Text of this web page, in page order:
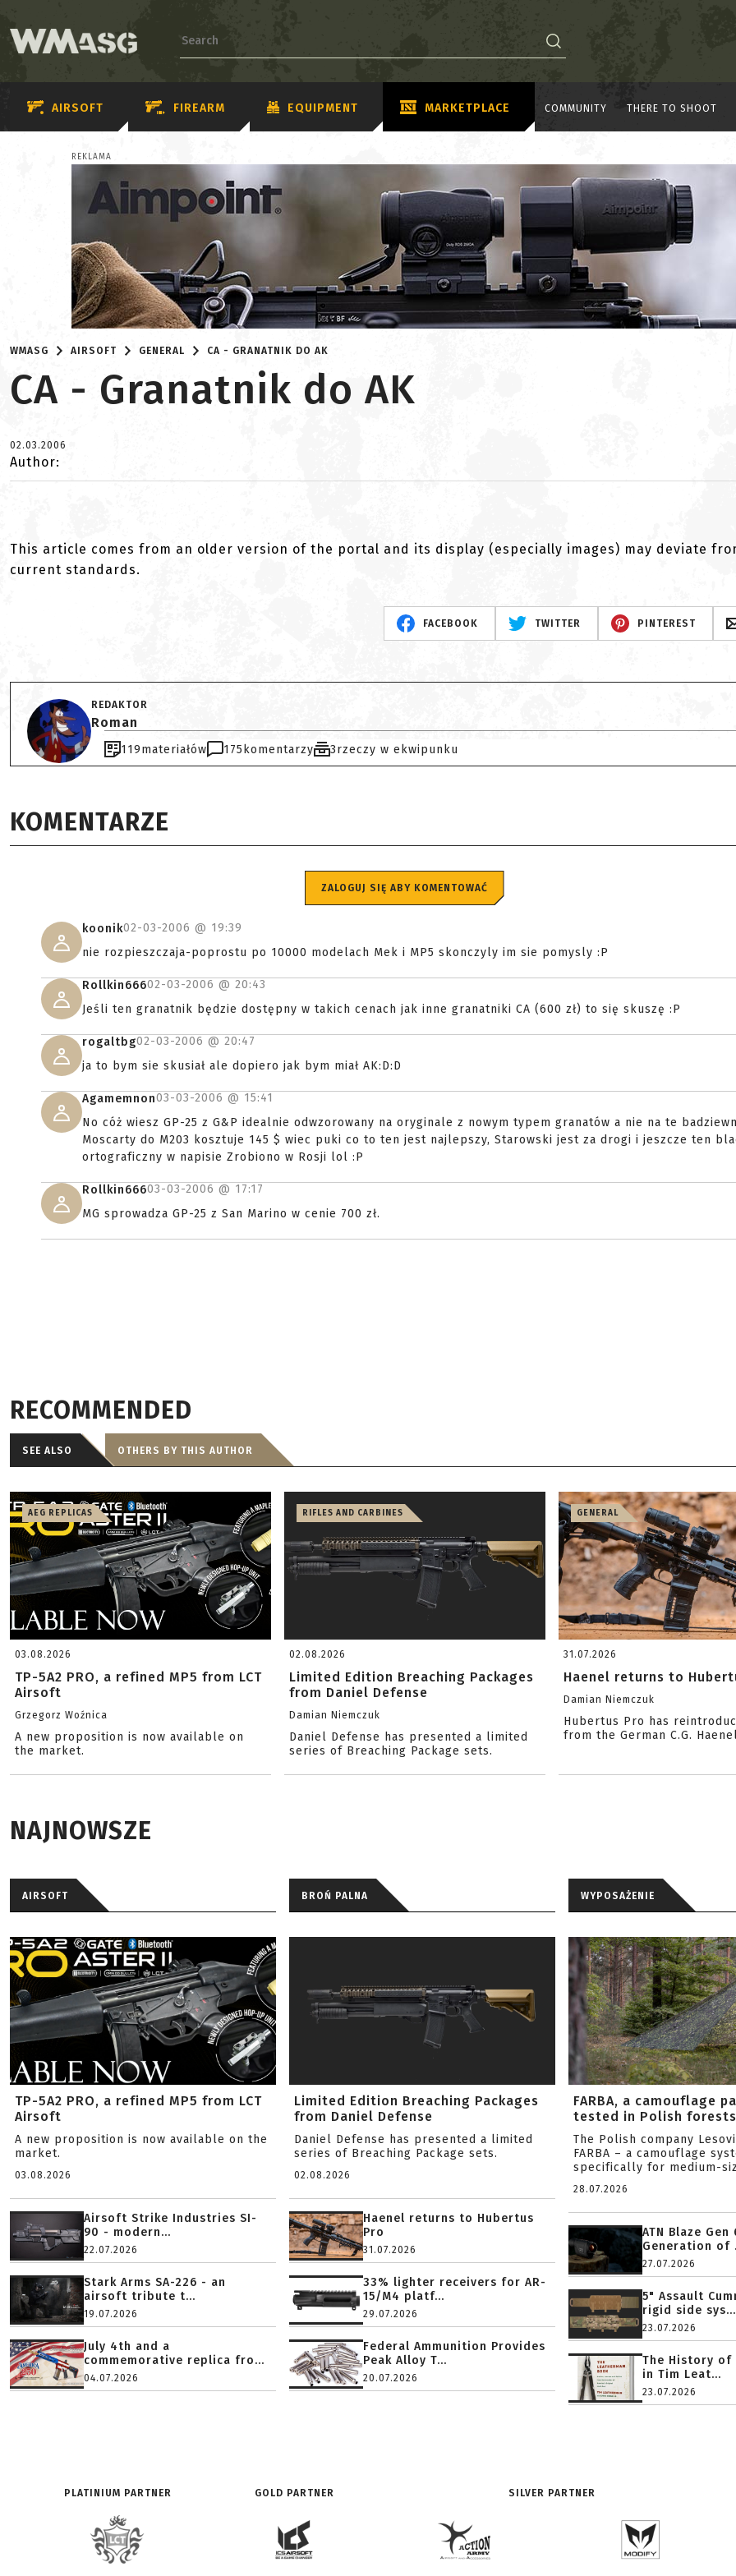
AIRSOFT FIREARM EQUIPMENT MARKETPLACE COMMUNITY THERE TO SHOOT
REKLAMA
WMASG AIRSOFT GENERAL CA - GRANATNIK DO AK
CA - Granatnik do AK
02.03.2006
Author:
This article comes from an older version of the portal and its display (especially images) may deviate
current standards.
FACEBOOK TWITTER PINTEREST
REDAKTOR
Roman
119materiałów 175 komentarzy 3rzeczy w ekwipunku
KOMENTARZE
ZALOGUJ SIĘ ABY KOMENTOWAĆ
koonik02-03-2006 @ 19:39
nie rozpieszczaja-poprostu po 10000 modelach Mek i MP5 skonczyly im sie pomysly :P
Rollkin66602-03-2006 @ 20:43
Jeśli ten granatnik będzie dostępny w takich cenach jak inne granatniki CA (600 zł) to się skuszę :P
rogaltbg02-03-2006 @ 20:47
ja to bym sie skusiał ale dopiero jak bym miał AK:D:D
Agamemnon03-03-2006 @ 15:41
No cóż wiesz GP-25 z G&P idealnie odwzorowany na oryginale z nowym typem granatów a nie na te
Moscarty do M203 kosztuje 145 $ wiec puki co to ten jest najlepszy, Starowski jest za drogi i jeszcze ten
ortograficzny w napisie Zrobiono w Rosji lol :P
Rollkin66603-03-2006 @ 17:17
MG sprowadza GP-25 z San Marino w cenie 700 zł.
RECOMMENDED
SEE ALSO OTHERS BY THIS AUTHOR
AEG REPLICAS
03.08.2026
TP-5A2 PRO, a refined MP5 from LCT
Airsoft
Grzegorz Woźnica
A new proposition is now available on
the market.
RIFLES AND CARBINES
02.08.2026
Limited Edition Breaching Packages
from Daniel Defense
Damian Niemczuk
Daniel Defense has presented a limited
series of Breaching Package sets.
GENERAL
31.07.2026
Haenel returns to
Damian Niemczuk
Hubertus Pro has
from the German C.G.
NAJNOWSZE
AIRSOFT
TP-5A2 PRO, a refined MP5 from LCT
Airsoft
A new proposition is now available on the
market.
03.08.2026
Airsoft Strike Industries SI-
90 - modern...
22.07.2026
Stark Arms SA-226 - an
airsoft tribute t...
19.07.2026
July 4th and a
commemorative replica fro...
04.07.2026
BROŃ PALNA
Limited Edition Breaching Packages
from Daniel Defense
Daniel Defense has presented a limited
series of Breaching Package sets.
02.08.2026
Haenel returns to Hubertus
Pro
31.07.2026
33% lighter receivers for AR-
15/M4 platf...
29.07.2026
Federal Ammunition Provides
Peak Alloy T...
20.07.2026
WYPOSAŻENIE
FARBA, a camouflage
tested in Polish forests
The Polish company
FARBA – a camouflage
specifically for medium-
28.07.2026
ATN Blaze Gen
Generation of
27.07.2026
5" Assault
rigid side sys...
23.07.2026
The History
in Tim Leat...
23.07.2026
PLATINIUM PARTNER GOLD PARTNER SILVER PARTNER